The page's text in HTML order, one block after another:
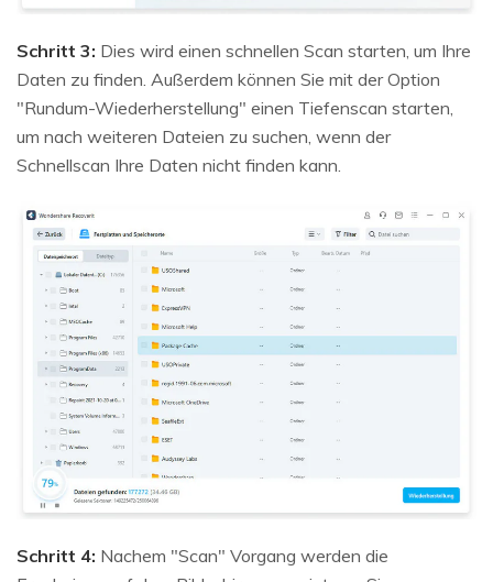
Schritt 3: Dies wird einen schnellen Scan starten, um Ihre
Daten zu finden. Außerdem können Sie mit der Option
"Rundum-Wiederherstellung" einen Tiefenscan starten,
um nach weiteren Dateien zu suchen, wenn der
Schnellscan Ihre Daten nicht finden kann.
Schritt 4: Nachem "Scan" Vorgang werden die